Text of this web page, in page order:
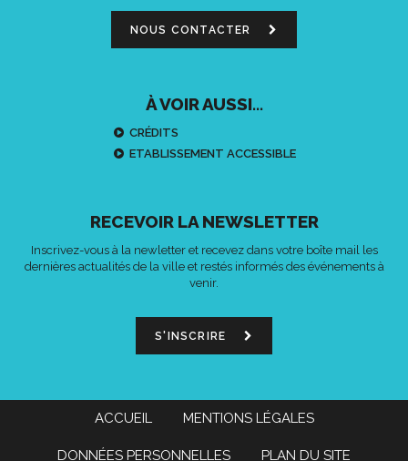
NOUS CONTACTER
À VOIR AUSSI...
CRÉDITS
ETABLISSEMENT ACCESSIBLE
RECEVOIR LA NEWSLETTER
Inscrivez-vous à la newletter et recevez dans votre boîte mail les
dernières actualités de la ville et restés informés des événements à
venir.
S'INSCRIRE
ACCUEIL MENTIONS LÉGALES
DONNÉES PERSONNELLES PLAN DU SITE